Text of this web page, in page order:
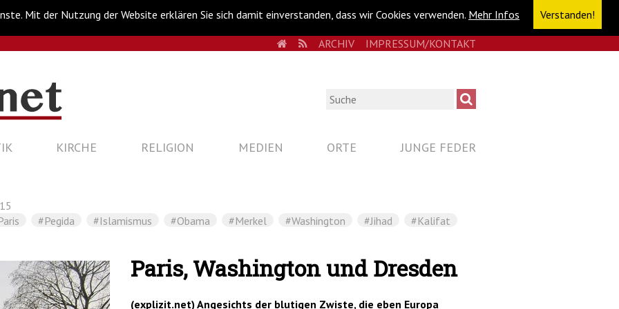
Mit der Nutzung der Website erklären Sie sich damit einverstanden, dass wir Cookies verwenden. Mehr Infos Verstanden!
HOMERSSARCHIV IMPRESSUM/KONTAKT
Suche
KIRCHE RELIGION MEDIEN ORTE JUNGE FEDER
#Pegida #Islamismus #Obama #Merkel #Washington #Jihad
#Kalifat
Paris, Washington und Dresden
(explizit.net) Angesichts der blutigen Zwiste, die eben Europa